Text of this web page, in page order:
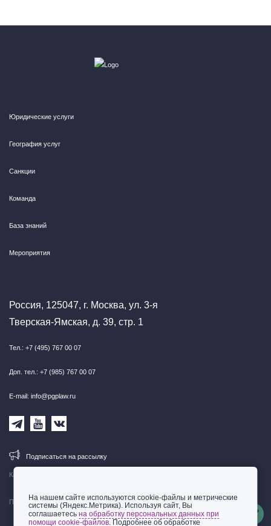
Карта сайта
Правовая информация
Юридические услуги
География услуг
Санкции
Команда
База знаний
Мероприятия
Россия, 125047, г. Москва, ул. 3-я
Тверская-Ямская, д. 39, стр. 1
Тел.: +7 (495) 767 00 07
Доп. тел.: +7 (985) 767 00 07
E-mail: info@pgplaw.ru
Подписаться на рассылку
На нашем сайте используются cookie-файлы и метрические
системы (Яндекс.Метрика). Используя сайт, Вы
соглашаетесьна обработку персональных данных при
помощи cookie-файлов. Подробнее об обработке